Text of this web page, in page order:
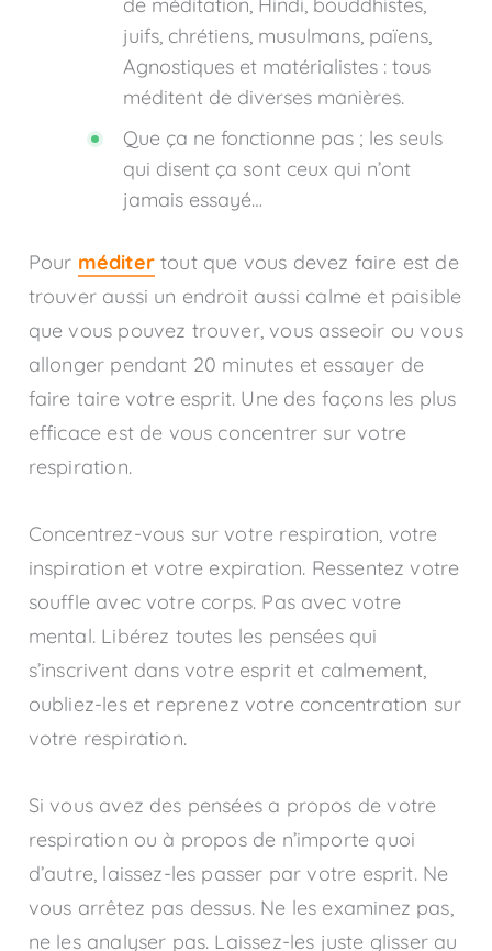
juifs, chrétiens, musulmans, païens,
Agnostiques et matérialistes : tous
méditent de diverses manières.
Que ça ne fonctionne pas ; les seuls
qui disent ça sont ceux qui n’ont
jamais essayé…
Pour méditertout que vous devez faire est de
trouver aussi un endroit aussi calme et paisible
que vous pouvez trouver, vous asseoir ou vous
allonger pendant 20 minutes et essayer de
faire taire votre esprit. Une des façons les plus
efficace est de vous concentrer sur votre
respiration.
Concentrez-vous sur votre respiration, votre
inspiration et votre expiration. Ressentez votre
souffle avec votre corps. Pas avec votre
mental. Libérez toutes les pensées qui
s’inscrivent dans votre esprit et calmement,
oubliez-les et reprenez votre concentration sur
votre respiration.
Si vous avez des pensées a propos de votre
respiration ou à propos de n’importe quoi
d’autre, laissez-les passer par votre esprit. Ne
vous arrêtez pas dessus. Ne les examinez pas,
ne les analyser pas. Laissez-les juste glisser au